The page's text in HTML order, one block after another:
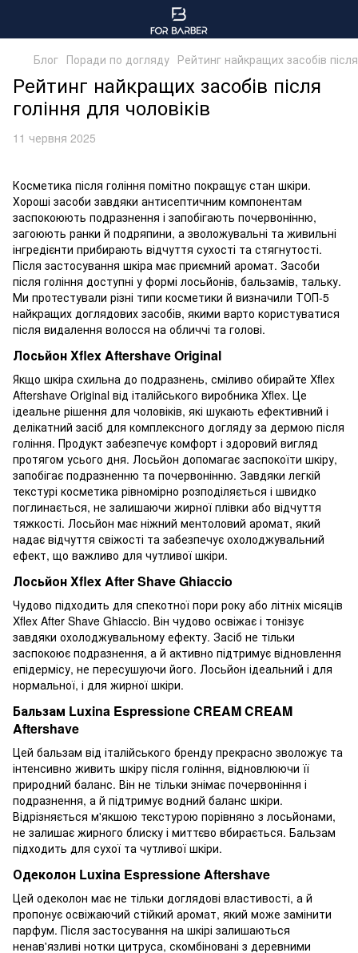
Блог Поради по догляду Рейтинг найкращих засобів
Рейтинг найкращих засобів після
гоління для чоловіків
11 червня 2025
Косметика після гоління помітно покращує стан шкіри.
Хороші засоби завдяки антисептичним компонентам
заспокоюють подразнення і запобігають почервонінню,
загоюють ранки й подряпини, а зволожувальні та живильні
інгредієнти прибирають відчуття сухості та стягнутості.
Після застосування шкіра має приємний аромат. Засоби
після гоління доступні у формі лосьйонів, бальзамів, тальку.
Ми протестували різні типи косметики й визначили ТОП-5
найкращих доглядових засобів, якими варто користуватися
після видалення волосся на обличчі та голові.
Лосьйон Xflex Aftershave Original
Якщо шкіра схильна до подразнень, сміливо обирайте Xflex
Aftershave Original від італійського виробника Xflex. Це
ідеальне рішення для чоловіків, які шукають ефективний і
делікатний засіб для комплексного догляду за дермою після
гоління. Продукт забезпечує комфорт і здоровий вигляд
протягом усього дня. Лосьйон допомагає заспокоїти шкіру,
запобігає подразненню та почервонінню. Завдяки легкій
текстурі косметика рівномірно розподіляється і швидко
поглинається, не залишаючи жирної плівки або відчуття
тяжкості. Лосьйон має ніжний ментоловий аромат, який
надає відчуття свіжості та забезпечує охолоджувальний
ефект, що важливо для чутливої шкіри.
Лосьйон Xflex After Shave Ghiaccio
Чудово підходить для спекотної пори року або літніх місяців
Xflex After Shave Ghiaccio. Він чудово освіжає і тонізує
завдяки охолоджувальному ефекту. Засіб не тільки
заспокоює подразнення, а й активно підтримує відновлення
епідермісу, не пересушуючи його. Лосьйон ідеальний і для
нормальної, і для жирної шкіри.
Бальзам Luxina Espressione CREAM CREAM
Aftershave
Цей бальзам від італійського бренду прекрасно зволожує та
інтенсивно живить шкіру після гоління, відновлюючи її
природний баланс. Він не тільки знімає почервоніння і
подразнення, а й підтримує водний баланс шкіри.
Відрізняється м'якшою текстурою порівняно з лосьйонами,
не залишає жирного блиску і миттєво вбирається. Бальзам
підходить для сухої та чутливої шкіри.
Одеколон Luxina Espressione Aftershave
Цей одеколон має не тільки доглядові властивості, а й
пропонує освіжаючий стійкий аромат, який може замінити
парфум. Після застосування на шкірі залишаються
ненав'язливі нотки цитруса, скомбіновані з деревними